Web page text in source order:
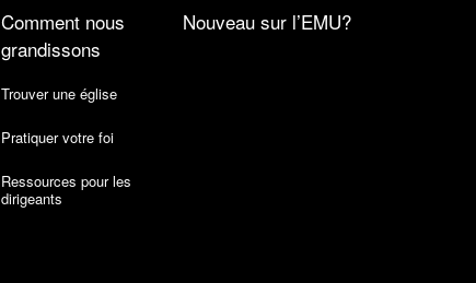
Comment nous
grandissons
Trouver une église
Pratiquer votre foi
Ressources pour les
dirigeants
Nouveau sur l’EMU?